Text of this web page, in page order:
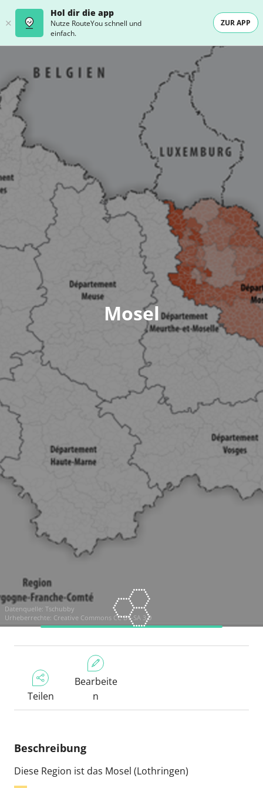
Hol dir die app
Nutze RouteYou schnell und
einfach.
ZUR APP
Mosel
Datenquelle: Tschubby
Urheberrechte: Creative Commons CC BY-SA 3.0
Teilen
Bearbeite
n
Beschreibung
Diese Region ist das Mosel (Lothringen)